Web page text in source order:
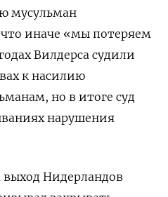
мусульман
иначе «мы потеряем
Вилдерса судили
к насилию
но в итоге суд
нарушения
выход Нидерландов